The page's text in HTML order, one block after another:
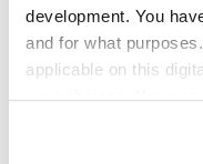
development. You
and for what
applicable on this
your choices. You